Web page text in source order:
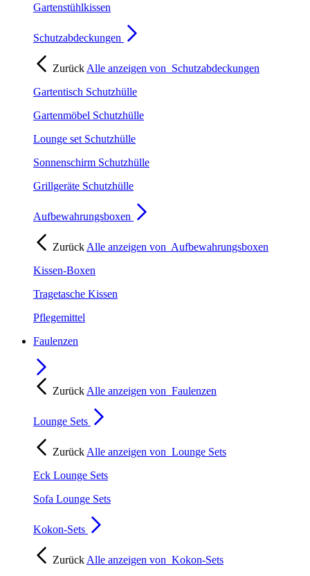
Gartenstühlkissen
Schutzabdeckungen
Zurück Alle anzeigen von Schutzabdeckungen
Gartentisch Schutzhülle
Gartenmöbel Schutzhülle
Lounge set Schutzhülle
Sonnenschirm Schutzhülle
Grillgeräte Schutzhülle
Aufbewahrungsboxen
Zurück Alle anzeigen von Aufbewahrungsboxen
Kissen-Boxen
Tragetasche Kissen
Pflegemittel
Faulenzen
Zurück Alle anzeigen von Faulenzen
Lounge Sets
Zurück Alle anzeigen von Lounge Sets
Eck Lounge Sets
Sofa Lounge Sets
Kokon-Sets
Zurück Alle anzeigen von Kokon-Sets